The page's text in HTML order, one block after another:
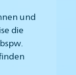
und
die